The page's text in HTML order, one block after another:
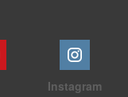
Instagram